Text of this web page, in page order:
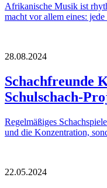
Afrikanische Musik ist
macht vor allem eines:
28.08.2024
Schachfreunde
Schulschach-
Regelmäßiges
und die Konzentration,
22.05.2024